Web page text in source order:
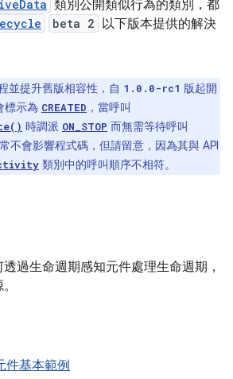
類別公開類似行為的類別，都
beta 2 以下版本提供的解決
並提升舊版相容性，自 1.0.0-rc1 版起開
標示為 CREATED ，當呼叫
時調派 ON_STOP 而無需等待呼叫
不會影響程式碼，但請留意，因為其與 API
類別中的呼叫順序不相符。
過生命週期感知元件處理生命週期，
件基本範例